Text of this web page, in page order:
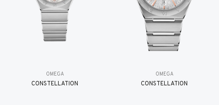
OMEGA
CONSTELLATION
OMEGA
CONSTELLATION